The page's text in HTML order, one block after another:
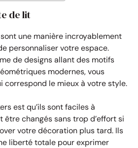
de lit
une manière incroyablement
personnaliser votre espace.
de designs allant des motifs
modernes, vous
correspond le mieux à votre style.
est qu’ils sont faciles à
changés sans trop d’effort si
votre décoration plus tard. Ils
liberté totale pour exprimer